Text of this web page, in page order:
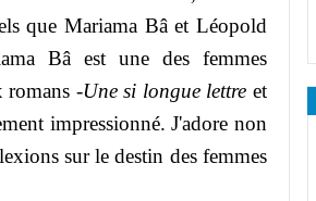
que Mariama Bâ et Léopold
Bâ est une des femmes
romans -Une si longue lettre et
impressionné. J'adore non
sur le destin des femmes